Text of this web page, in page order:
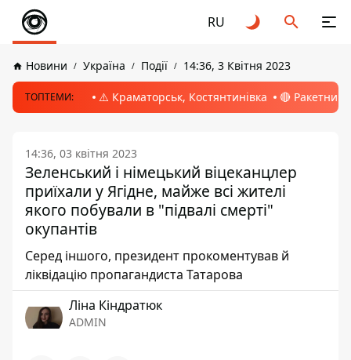
RU
Новини Україна Події 14:36, 3 Квітня 2023
ТОПТЕМИ: ⚠️ Краматорськ, Костянтинівка 🔴 Ракетний
14:36, 03 квітня 2023
Зеленський і німецький віцеканцлер
приїхали у Ягідне, майже всі жителі
якого побували в "підвалі смерті"
окупантів
Серед іншого, президент прокоментував й
ліквідацію пропагандиста Татарова
Ліна Кіндратюк
ADMIN